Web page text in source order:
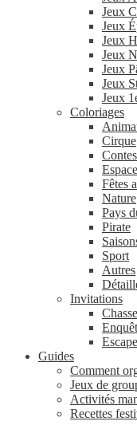
Jeux
Jeux
Jeux
Jeux
Jeux
Jeux
Jeux
Coloriages
Cirque
Espace
Fêtes
Nature
Pays
Pirate
Sport
Autres
Invitations
Guides
Comment
Jeux de
Activités
Recettes